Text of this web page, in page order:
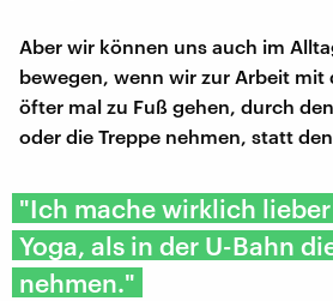
Aber wir können uns auch im
bewegen, wenn wir zur Arbeit mit
öfter mal zu Fuß gehen, durch
oder die Treppe nehmen, statt
"Ich mache wirklich
Yoga, als in der U-Bahn
nehmen."